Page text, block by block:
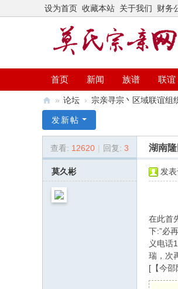
设为首页 收藏本站 关于我们 财务
首页 新闻 族谱 联谊
氏
宗
» 论坛 › 宗亲寻宗丶区域联谊组
发新帖
查看: 12620 | 回复: 3 湖南
莫久彬 发
在此首
下:”必
义电话
瑞，次
[【今邵